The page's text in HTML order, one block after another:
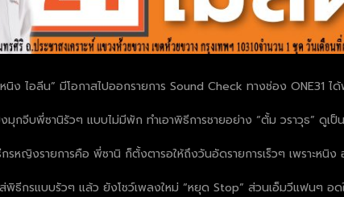
ง ไอลีน” มีโอกาสไปออกรายการ Sound Check ทางช่อง ONE31 ได้
กจีบพี่ซานิรัวๆ แบบไม่มีพัก ทำเอาพิธีการชายอย่าง “ตั้ม วราวุธ” ดูเป็
รหญิงรายการคือ พี่ซานิ ก็ตั้งตารอให้ถึงวันอัดรายการเร็วๆ เพราะหนิ
พิธีกรแบบรัวๆ แล้ว ยังโชว์เพลงใหม่ “หยุด Stop” ส่วนเอ็มวีแฟนๆ อ